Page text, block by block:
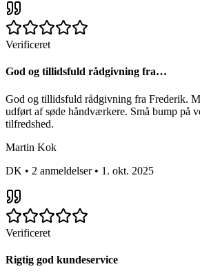
Verificeret
God og tillidsfuld rådgivning fra…
God og tillidsfuld rådgivning fra Frederik.
udført af søde håndværkere. Små bump på
tilfredshed.
Martin Kok
DK • 2 anmeldelser• 1. okt. 2025
Verificeret
Rigtig god kundeservice